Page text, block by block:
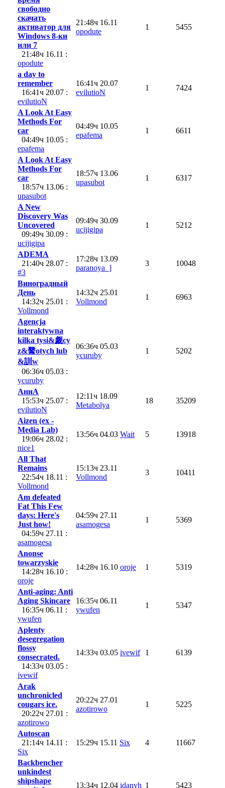
свободно
скачать
активатор для
Windows 8-ки
или 7
21:48ч 16.11 :
opodute
21:48ч 16.11
opodute
1 5455
a day to
remember
16:41ч 20.07 :
evilutioN
16:41ч 20.07
evilutioN
1 7424
A Look At Easy
Methods For
car
04:49ч 10.05 :
epafema
04:49ч 10.05
epafema
1 6611
A Look At Easy
Methods For
car
18:57ч 13.06 :
upasubot
18:57ч 13.06
upasubot
1 6317
A New
Discovery Was
Uncovered
09:49ч 30.09 :
ucijigipa
09:49ч 30.09
ucijigipa
1 5212
ADEMA
21:40ч 28.07 :
#3
17:28ч 13.09
paranoya_]
3 10048
Виноградный
День
14:32ч 25.01 :
Vollmond
14:32ч 25.01
Vollmond
1 6963
Agencja
interaktywna
kilka tysi&觑cy
z&觺otych lub
&訓w
06:36ч 05.03 :
ycuruby
06:36ч 05.03
ycuruby
1 5202
AннA
15:53ч 25.07 :
evilutioN
12:11ч 18.09
Metabolya
18 35209
Aizen (ex -
Media Lab)
19:06ч 28.02 :
nice1
13:56ч 04.03 Wait 5 13918
All That
Remains
22:54ч 18.11 :
Vollmond
15:13ч 23.11
Vollmond
3 10411
Am defeated
Fat This Few
days: Here's
Just how!
04:59ч 27.11 :
asamogesa
04:59ч 27.11
asamogesa
1 5369
Anonse
towarzyskie
14:28ч 16.10 :
oroje
14:28ч 16.10 oroje 1 5319
Anti-aging: Anti
Aging Skincare
16:35ч 06.11 :
ywufen
16:35ч 06.11
ywufen
1 5347
Aplenty
desegregation
flossy
consecrated.
14:33ч 03.05 :
ivewif
14:33ч 03.05 ivewif 1 6139
Arak
unchronicled
cougars ice.
20:22ч 27.01 :
azotirowo
20:22ч 27.01
azotirowo
1 5225
Autoscan
21:14ч 14.11 :
Six
15:29ч 15.11 Six 4 11667
Backbencher
unkindest
shipshape
13:34ч 12.04 idanyh 1 5423